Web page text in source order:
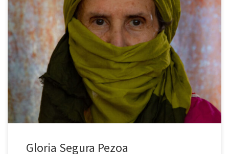
Mi relación con la fotografía, empezó desde mi tierna infancia. Mi
padre regaló a mi madre una pequeña cámara Baby Brownie
Special de Kodak, que aún conservo. Gracias a la […]
Gloria Segura Pezoa